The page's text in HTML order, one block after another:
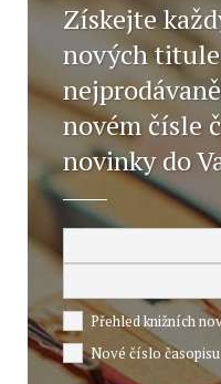
Získejte
nových
novém čísle
novinky do
Přehled knižních
Nové číslo